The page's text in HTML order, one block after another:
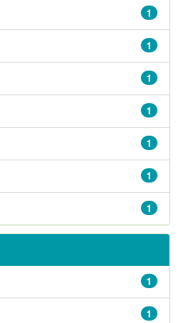
1
1
1
1
1
1
1
1
1